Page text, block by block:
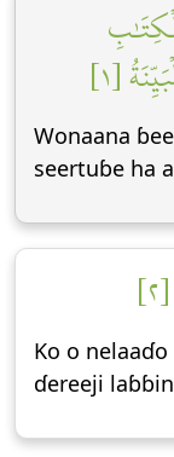
[١]
Wonaana
seertuɓe ha
Ko o
ɗereeji